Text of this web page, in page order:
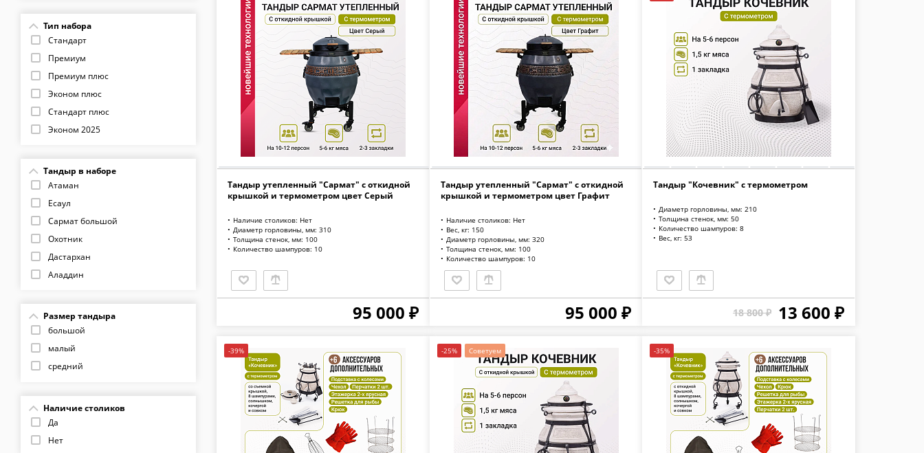
Thunder Group
Тип набора
Стандарт
Премиум
Премиум плюс
Эконом плюс
Стандарт плюс
Эконом 2025
Тандыр в наборе
Атаман
Есаул
Сармат большой
Охотник
Дастархан
Аладдин
Александр
Ахмат
Аполлон
Степной
Барс
Гектор
Размер тандыра
большой
малый
средний
Наличие столиков
Да
Нет
Тандыр утепленный "Сармат" с откидной
крышкой и термометром цвет Серый
Наличие столиков: Нет
Диаметр горловины, мм: 310
Толщина стенок, мм: 100
Количество шампуров: 10
95 000 ₽
Тандыр утепленный "Сармат" с откидной
крышкой и термометром цвет Графит
Наличие столиков: Нет
Вес, кг: 150
Диаметр горловины, мм: 320
Толщина стенок, мм: 100
Количество шампуров: 10
95 000 ₽
Тандыр "Кочевник" с термометром
Диаметр горловины, мм: 210
Толщина стенок, мм: 50
Количество шампуров: 8
Вес, кг: 53
18 800 ₽ 13 600 ₽
-39% -25% Советуем -35%